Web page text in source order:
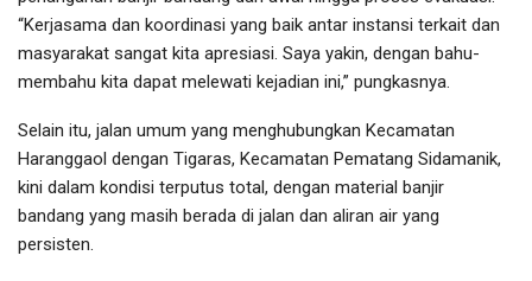
“Kerjasama dan koordinasi yang baik antar instansi terkait dan
masyarakat sangat kita apresiasi. Saya yakin, dengan bahu-
membahu kita dapat melewati kejadian ini,” pungkasnya.
Selain itu, jalan umum yang menghubungkan Kecamatan
Haranggaol dengan Tigaras, Kecamatan Pematang Sidamanik,
kini dalam kondisi terputus total, dengan material banjir
bandang yang masih berada di jalan dan aliran air yang
persisten.